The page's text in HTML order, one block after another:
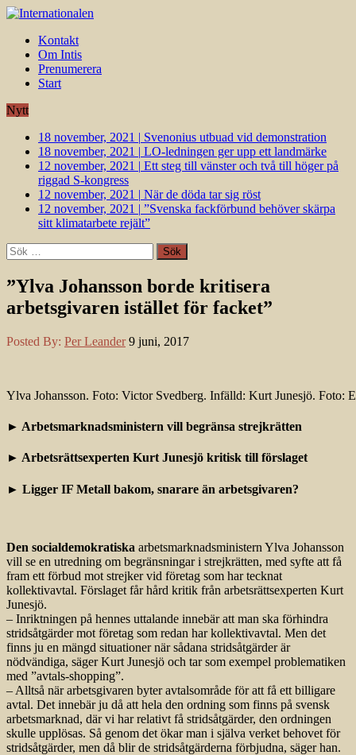
Kontakt
Om Intis
Prenumerera
Start
Nytt
18 november, 2021 | Svenonius utbuad vid demonstration
18 november, 2021 | LO-ledningen ger upp ett landmärke
12 november, 2021 | Ett steg till vänster och två till höger på
riggad S-kongress
12 november, 2021 | När de döda tar sig röst
12 november, 2021 | ”Svenska fackförbund behöver skärpa
sitt klimatarbete rejält”
Sök
efter:
”Ylva Johansson borde kritisera
arbetsgivaren istället för facket”
Posted By: Per Leander 9 juni, 2017
Ylva Johansson. Foto: Victor Svedberg. Infälld: Kurt Junesjö. Foto:
► Arbetsmarknadsministern vill begränsa strejkrätten
► Arbetsrättsexperten Kurt Junesjö kritisk till förslaget
► Ligger IF Metall bakom, snarare än arbetsgivaren?
Den socialdemokratiska arbetsmarknadsministern Ylva Johansson
vill se en utredning om begränsningar i strejkrätten, med syfte att få
fram ett förbud mot strejker vid företag som har tecknat
kollektivavtal. Förslaget får hård kritik från arbetsrättsexperten Kurt
Junesjö.
– Inriktningen på hennes uttalande innebär att man ska förhindra
stridsåtgärder mot företag som redan har kollektiv­avtal. Men det
finns ju en mängd situationer när sådana stridsåtgärder är
nödvändiga, säger Kurt Junesjö och tar som exempel problematiken
med ”avtals-shopping”.
– Alltså när arbetsgivaren byter avtalsområde för att få ett billigare
avtal. Det innebär ju då att hela den ordning som finns på svensk
arbetsmarknad, där vi har relativt få stridsåtgärder, den ordningen
skulle upplösas. Så genom det ökar man i själva verket behovet för
stridsåtgärder, men då blir de stridsåtgärderna förbjudna, säger han.